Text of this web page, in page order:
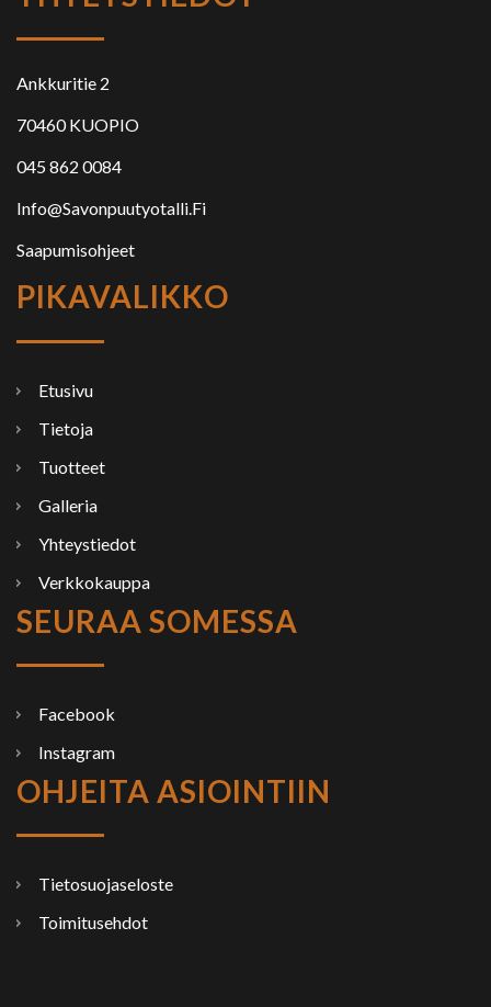
Ankkuritie 2
70460 KUOPIO
045 862 0084
Info@savonpuutyotalli.fi
Saapumisohjeet
PIKAVALIKKO
Etusivu
Tietoja
Tuotteet
Galleria
Yhteystiedot
Verkkokauppa
SEURAA SOMESSA
Facebook
Instagram
OHJEITA ASIOINTIIN
Tietosuojaseloste
Toimitusehdot